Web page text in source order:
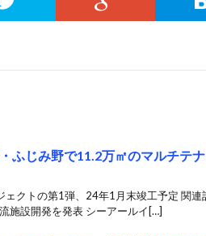
ふじみ野で11.2万㎡のマルチテ
ェクトの第1弾、24年1月末竣工予定 関
施設開発を発表 シーアールイ[…]